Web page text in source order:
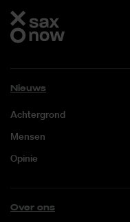
Nieuws
Achtergrond
Mensen
Opinie
Over ons